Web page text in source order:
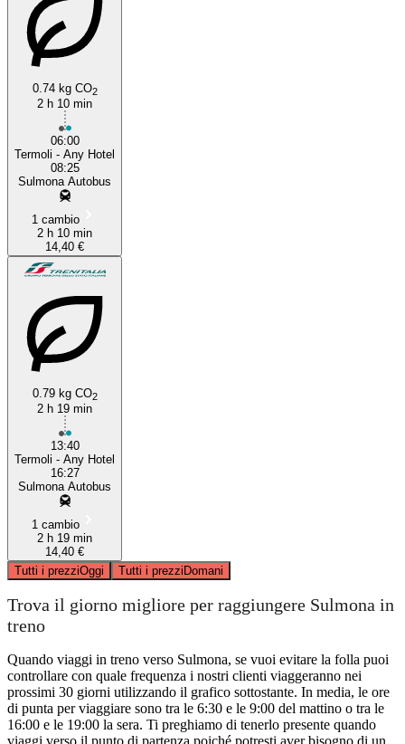
Sulmona
0.74 kg CO2
2 h 10 min
06:00
Termoli - Any Hotel
08:25
Sulmona Autobus
1 cambio
2 h 10 min
14,40 €
0.79 kg CO2
2 h 19 min
13:40
Termoli - Any Hotel
16:27
Sulmona Autobus
1 cambio
2 h 19 min
14,40 €
Tutti i prezziOggi Tutti i prezziDomani
Trova il giorno migliore per raggiungere Sulmona in
treno
Quando viaggi in treno verso Sulmona, se vuoi evitare la folla puoi
controllare con quale frequenza i nostri clienti viaggeranno nei
prossimi 30 giorni utilizzando il grafico sottostante. In media, le ore
di punta per viaggiare sono tra le 6:30 e le 9:00 del mattino o tra le
16:00 e le 19:00 la sera. Ti preghiamo di tenerlo presente quando
viaggi verso il punto di partenza poiché potresti aver bisogno di un